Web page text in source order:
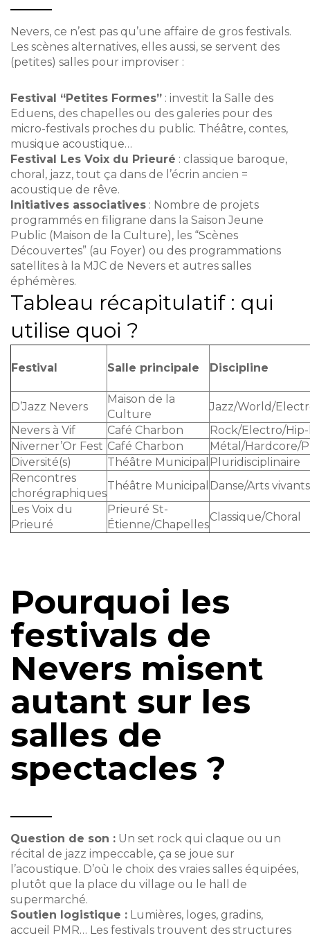
Nevers, ce n’est pas qu’une affaire de gros festivals.
Les scènes alternatives, elles aussi, se servent des
(petites) salles pour improviser :
Festival “Petites Formes” : investit la Salle des
Eduens, des chapelles ou des galeries pour des
micro-festivals proches du public. Théâtre, contes,
musique acoustique…
Festival Les Voix du Prieuré : classique baroque,
choral, jazz, tout ça dans de l’écrin ancien =
acoustique de rêve.
Initiatives associatives : Nombre de projets
programmés en filigrane dans la Saison Jeune
Public (Maison de la Culture), les “Scènes
Découvertes” (au Foyer) ou des programmations
satellites à la MJC de Nevers et autres salles
éphémères.
Tableau récapitulatif : qui
utilise quoi ?
Festival Salle principale Discipline
D’Jazz Nevers
Maison de la
Culture
Jazz/World/
Nevers à Vif
Café Charbon
Rock/Electro/
Niverner’Or Fest Café Charbon
Métal/Hardcore/
Diversité(s)
Théâtre Municipal Pluridisciplinaire
Rencontres
chorégraphiques
Théâtre Municipal Danse/Arts vivants
Les Voix du
Prieuré
Prieuré St-
Étienne/Chapelles
Classique/Choral
Pourquoi les
festivals de
Nevers misent
autant sur les
salles de
spectacles ?
Question de son : Un set rock qui claque ou un
récital de jazz impeccable, ça se joue sur
l’acoustique. D’où le choix des vraies salles équipées,
plutôt que la place du village ou le hall de
supermarché.
Soutien logistique : Lumières, loges, gradins,
accueil PMR… Les festivals trouvent des structures